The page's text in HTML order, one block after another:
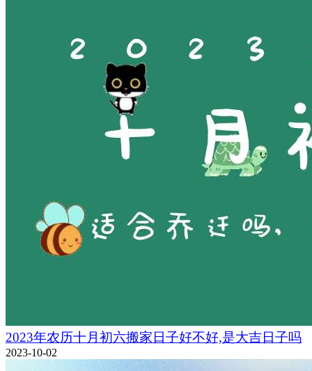
2023年农历十月初六搬家日子好不好,是大吉日子吗
2023-10-02